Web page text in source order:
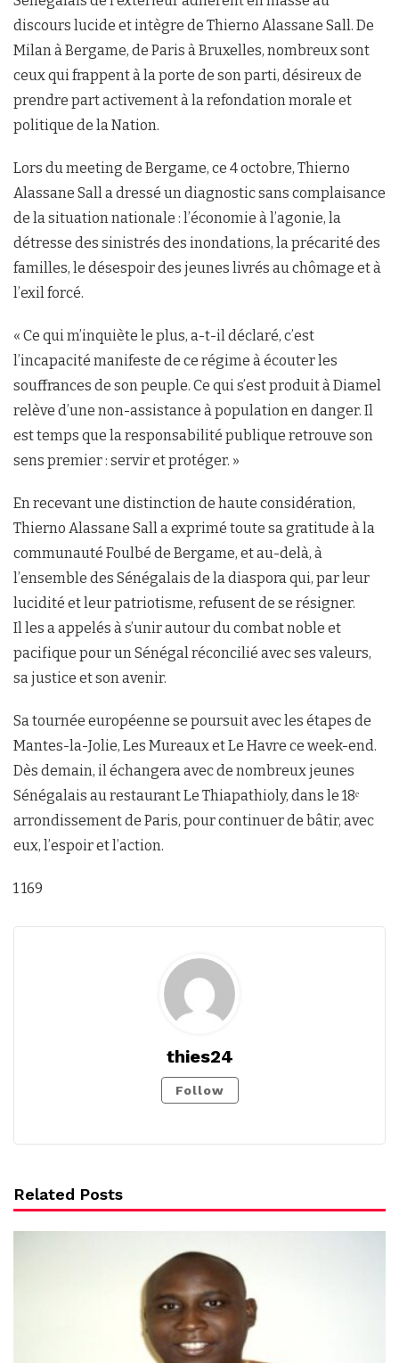
discours lucide et intègre de Thierno Alassane Sall. De
Milan à Bergame, de Paris à Bruxelles, nombreux sont
ceux qui frappent à la porte de son parti, désireux de
prendre part activement à la refondation morale et
politique de la Nation.
Lors du meeting de Bergame, ce 4 octobre, Thierno
Alassane Sall a dressé un diagnostic sans complaisance
de la situation nationale : l’économie à l’agonie, la
détresse des sinistrés des inondations, la précarité des
familles, le désespoir des jeunes livrés au chômage et à
l’exil forcé.
« Ce qui m’inquiète le plus, a-t-il déclaré, c’est
l’incapacité manifeste de ce régime à écouter les
souffrances de son peuple. Ce qui s’est produit à Diamel
relève d’une non-assistance à population en danger. Il
est temps que la responsabilité publique retrouve son
sens premier : servir et protéger. »
En recevant une distinction de haute considération,
Thierno Alassane Sall a exprimé toute sa gratitude à la
communauté Foulbé de Bergame, et au-delà, à
l’ensemble des Sénégalais de la diaspora qui, par leur
lucidité et leur patriotisme, refusent de se résigner.
Il les a appelés à s’unir autour du combat noble et
pacifique pour un Sénégal réconcilié avec ses valeurs,
sa justice et son avenir.
Sa tournée européenne se poursuit avec les étapes de
Mantes-la-Jolie, Les Mureaux et Le Havre ce week-end.
Dès demain, il échangera avec de nombreux jeunes
Sénégalais au restaurant Le Thiapathioly, dans le 18ᵉ
arrondissement de Paris, pour continuer de bâtir, avec
eux, l’espoir et l’action.
1 169
thies24
Follow
Related Posts